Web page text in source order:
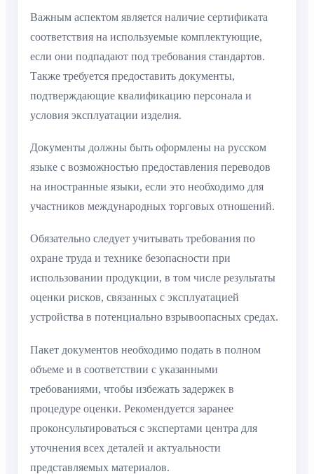
Важным аспектом является наличие сертификата
соответствия на используемые комплектующие,
если они подпадают под требования стандартов.
Также требуется предоставить документы,
подтверждающие квалификацию персонала и
условия эксплуатации изделия.
Документы должны быть оформлены на русском
языке с возможностью предоставления переводов
на иностранные языки, если это необходимо для
участников международных торговых отношений.
Обязательно следует учитывать требования по
охране труда и технике безопасности при
использовании продукции, в том числе результаты
оценки рисков, связанных с эксплуатацией
устройства в потенциально взрывоопасных средах.
Пакет документов необходимо подать в полном
объеме и в соответствии с указанными
требованиями, чтобы избежать задержек в
процедуре оценки. Рекомендуется заранее
проконсультироваться с экспертами центра для
уточнения всех деталей и актуальности
представляемых материалов.